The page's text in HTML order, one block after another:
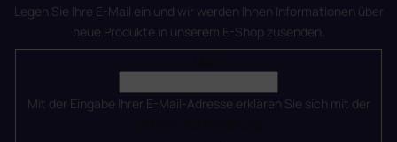
Legen Sie Ihre E-Mail ein und wir werden Ihnen Informationen über
neue Produkte in unserem E-Shop zusenden.
Mit der Eingabe Ihrer E-Mail-Adresse erklären Sie sich mit der